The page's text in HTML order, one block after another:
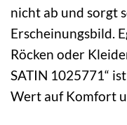
nicht ab und sorgt
Erscheinungsbild.
Röcken oder
SATIN 1025771“
Wert auf Komfort